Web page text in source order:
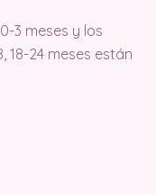
3 meses y los
18-24 meses están